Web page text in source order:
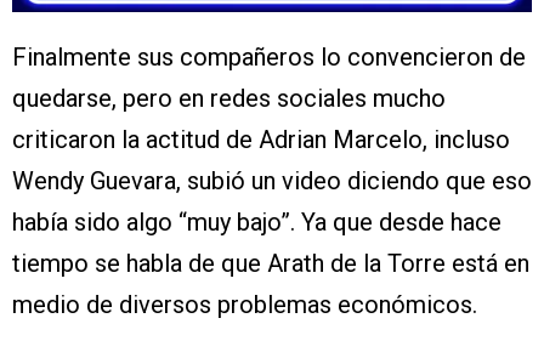
Finalmente sus compañeros lo convencieron de
quedarse, pero en redes sociales mucho
criticaron la actitud de Adrian Marcelo, incluso
Wendy Guevara, subió un video diciendo que eso
había sido algo “muy bajo”. Ya que desde hace
tiempo se habla de que Arath de la Torre está en
medio de diversos problemas económicos.